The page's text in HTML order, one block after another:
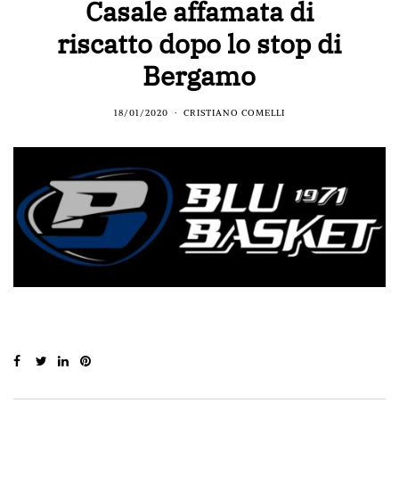
Casale affamata di
riscatto dopo lo stop di
Bergamo
18/01/2020 CRISTIANO COMELLI